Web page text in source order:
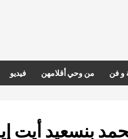
و فن من وحي أقلامهن فيديو
بنسعيد أيت